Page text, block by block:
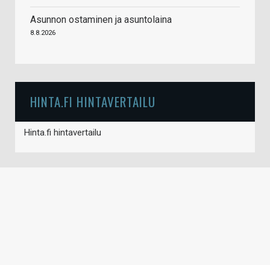
Asunnon ostaminen ja asuntolaina
8.8.2026
HINTA.FI HINTAVERTAILU
Hinta.fi hintavertailu